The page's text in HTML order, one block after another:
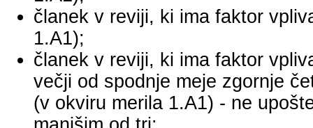
članek v reviji, ki ima faktor
1.A1);
članek v reviji, ki ima faktor
večji od spodnje meje zgornje
(v okviru merila 1.A1) - ne